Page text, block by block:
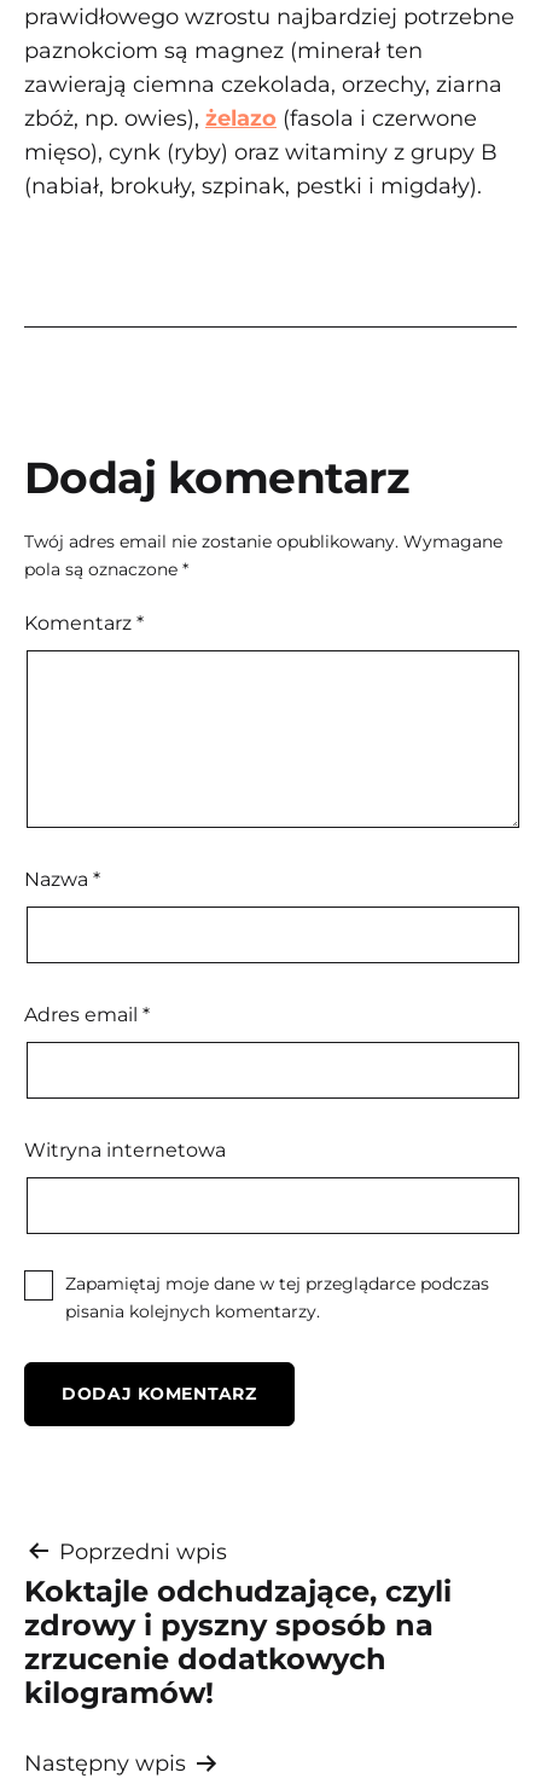
prawidłowego wzrostu najbardziej potrzebne
paznokciom są magnez (minerał ten
zawierają ciemna czekolada, orzechy, ziarna
zbóż, np. owies), żelazo (fasola i czerwone
mięso), cynk (ryby) oraz witaminy z grupy B
(nabiał, brokuły, szpinak, pestki i migdały).
Dodaj komentarz
Twój adres email nie zostanie opublikowany. Wymagane
pola są oznaczone *
Komentarz *
Nazwa *
Adres email *
Witryna internetowa
Zapamiętaj moje dane w tej przeglądarce podczas
pisania kolejnych komentarzy.
Nawigacja
wpisu
Poprzedni wpis
Koktajle odchudzające, czyli
zdrowy i pyszny sposób na
zrzucenie dodatkowych
kilogramów!
Następny wpis